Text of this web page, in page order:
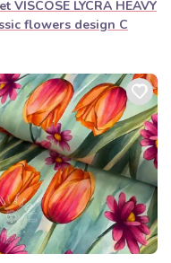
VISCOSE LYCRA HEAVY
flowers design C